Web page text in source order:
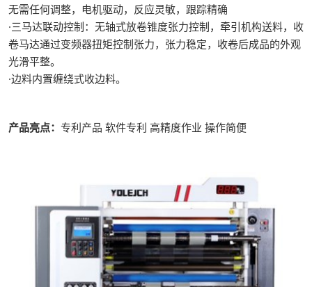
无需任何调整，电机驱动，反应灵敏，跟踪精确
·三马达联动控制：无轴式放卷锥度张力控制，牵引机构送料，收
卷马达通过变频器扭矩控制张力，张力稳定，收卷后成品的外观
光滑平整。
·边料内置缠绕式收边料。
产品亮点： 专利产品 软件专利 高精度作业 操作简便